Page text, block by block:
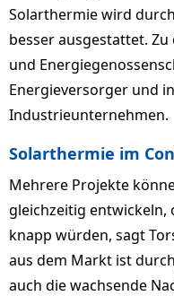
Solarthermie wird
besser ausgestattet.
und
Energieversorger und
Industrieunternehmen.
Solarthermie im
Mehrere Projekte
gleichzeitig entwickeln,
knapp würden, sagt
aus dem Markt ist
auch die wachsende